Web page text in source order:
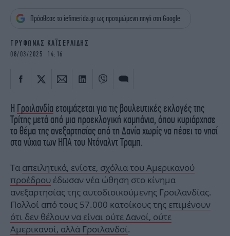
OSCARS
THE OCEAN
Πρόσθεσε το iefimerida.gr ως προτιμώμενη πηγή στη Google
ΤΡΥΦΩΝΑΣ ΚΑΪΣΕΡΛΙΔΗΣ
08/03/2025 14:16
H Γροιλανδία ετοιμάζεται για τις βουλευτικές εκλογές της
Τρίτης μετά από μια προεκλογική καμπάνια, όπου κυριάρχησε
το θέμα της ανεξαρτησίας από τη Δανία χωρίς να πέσει το νησί
στα νύχια των ΗΠΑ του Ντόναλντ Τραμπ.
Τα απειλητικά, ενίοτε, σχόλια του Αμερικανού
προέδρου έδωσαν νέα ώθηση στο κίνημα
ανεξαρτησίας της αυτοδιοικούμενης Γροιλανδίας.
Πολλοί από τους 57.000 κατοίκους της επιμένουν
ότι δεν θέλουν να είναι ούτε Δανοί, ούτε
Αμερικανοί, αλλά Γροιλανδοί.